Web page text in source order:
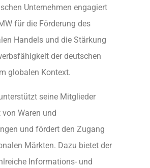
Unternehmen engagiert
für die Förderung des
Handels und die Stärkung
der deutschen
globalen Kontext.
seine Mitglieder
Waren und
und fördert den Zugang
Märkten. Dazu bietet der
Informations- und